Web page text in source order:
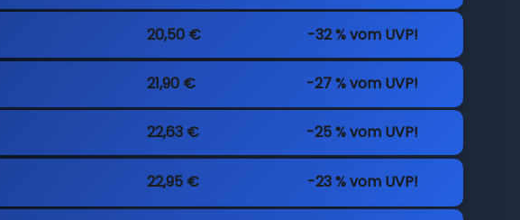
20,50 € -32 % vom UVP!
21,90 € -27 % vom UVP!
22,63 € -25 % vom UVP!
22,95 € -23 % vom UVP!